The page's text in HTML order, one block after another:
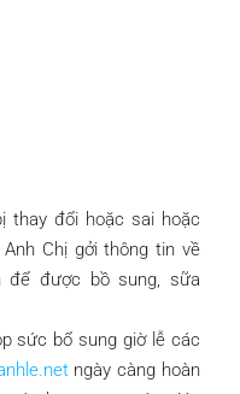
thay đổi hoặc sai hoặc
Chị gởi thông tin về
để được bồ sung, sữa
sức bổ sung giờ lễ các
ngày càng hoàn